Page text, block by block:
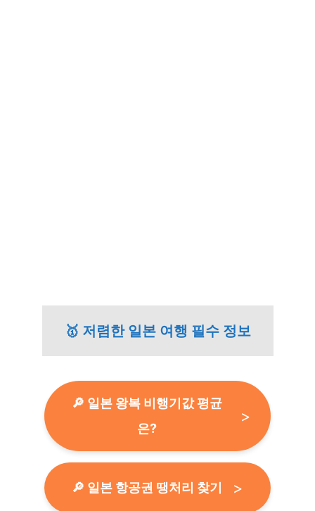
🥇 저렴한 일본 여행 필수 정보
🔎 일본 왕복 비행기값 평균
은?
🔎 일본 항공권 땡처리 찾기